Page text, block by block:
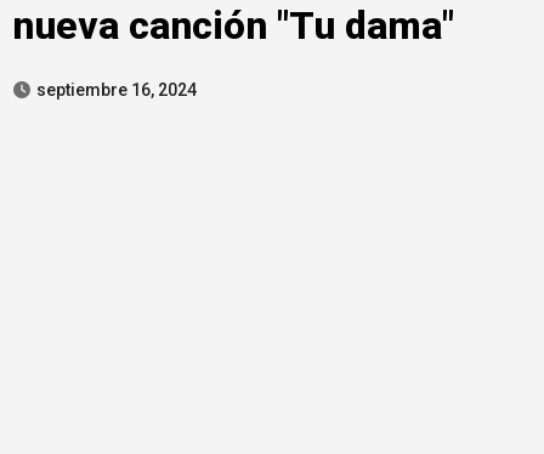
nueva canción "Tu dama"
septiembre 16, 2024